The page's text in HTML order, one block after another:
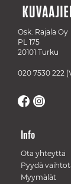
Osk. Rajala Oy
PL 175
20101 Turku
020 7530 222
Info
Ota yhteyttä
Pyydä
Myymälät